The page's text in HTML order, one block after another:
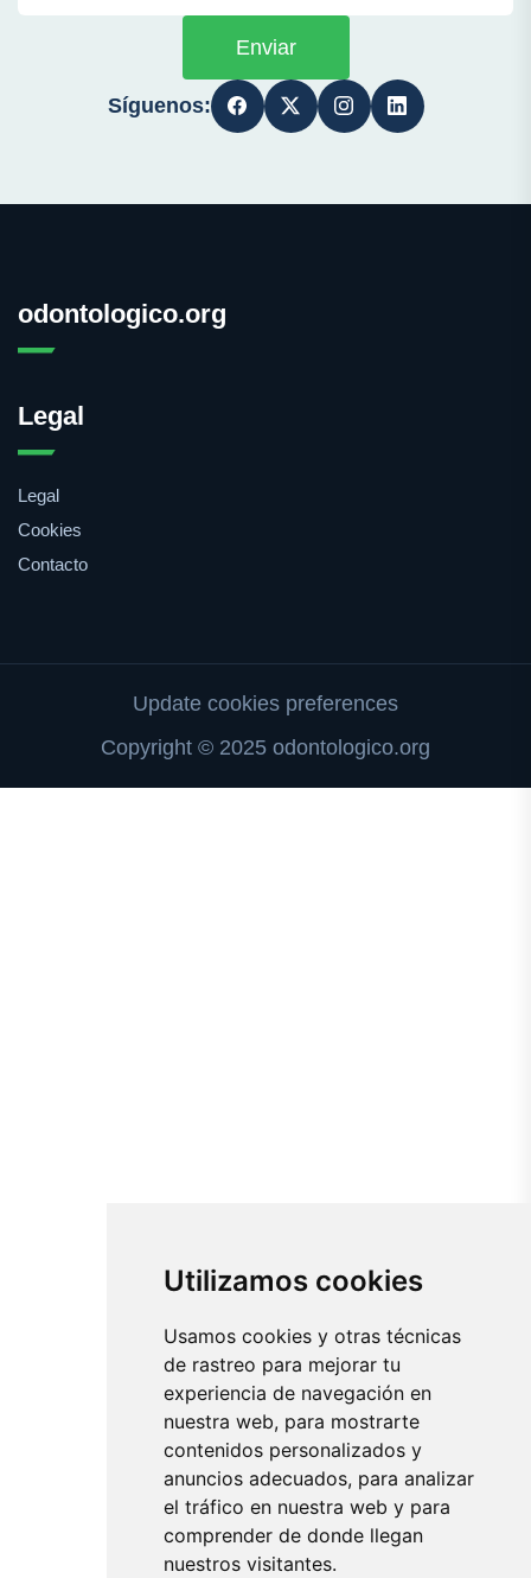
Utilizamos cookies
Usamos cookies y otras técnicas
de rastreo para mejorar tu
experiencia de navegación en
nuestra web, para mostrarte
contenidos personalizados y
anuncios adecuados, para analizar
el tráfico en nuestra web y para
comprender de donde llegan
nuestros visitantes.
Enviar
Síguenos:
odontologico.org
Legal
Legal
Cookies
Contacto
Update cookies preferences
Copyright © 2025 odontologico.org